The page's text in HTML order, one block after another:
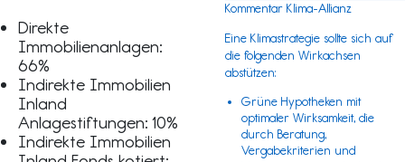
Direkte
Immobilienanlagen:
66%
Indirekte Immobilien
Inland
Anlagestiftungen: 10%
Indirekte Immobilien
Kommentar Klima-Allianz
Eine Klimastrategie sollte sich auf
die folgenden Wirkachsen
abstützen:
Grüne Hypotheken mit
optimaler Wirksamkeit, die
durch Beratung,
Vergabekriterien und